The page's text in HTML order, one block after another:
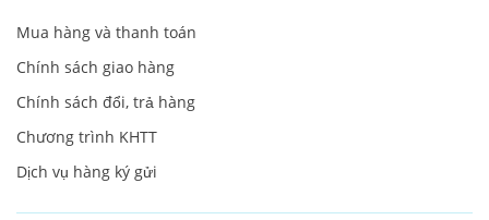
Mua hàng và thanh toán
Chính sách giao hàng
Chính sách đổi, trả hàng
Chương trình KHTT
Dịch vụ hàng ký gửi